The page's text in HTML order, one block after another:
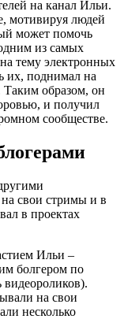
на канал Ильи.
мотивируя людей
может помочь
из самых
тему электронных
их, поднимал на
образом, он
и получил
сообществе.
свои стримы и в
в проектах
Ильи –
болгером по
на свои
несколько